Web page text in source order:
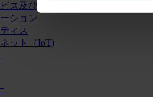
ス及びソフトウェア
ション
ィス
ット（IoT)